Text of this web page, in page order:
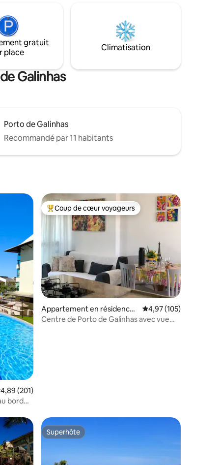
séjour.
dont vous avez besoin sans avoir besoin
de vous déplacer en voiture. Vivez une
expérience unique en séjournant devant
les magnifiques piscines naturelles !
gratuit
place
Climatisation
Galinhas
Porto de Galinhas
Recommandé par 11 habitants
: 4,96 sur 5
moyenne sur la base de 201 commentaires : 4,89 sur 5
4,89 (201)
bord
Coups de cœur voyageurs les plus appréciés
Coup de cœur voyageurs
Appartement en résidence ⋅
Porto de Galinhas
Évaluation moyenne
4,97 (105)
Centre de Porto de Galinhas avec vue
Superhôte
Superhôte